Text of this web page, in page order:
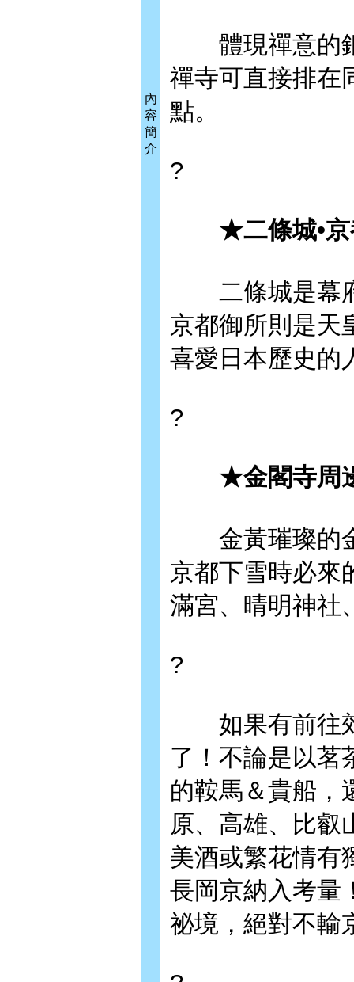
內
容
簡
介
體現禪意的銀
禪寺可直接排在
點。
?
★二條城•京
二條城是幕府
京都御所則是天
喜愛日本歷史的
?
★金閣寺周
金黃璀璨的金
京都下雪時必來
滿宮、晴明神社
?
如果有前往郊
了！不論是以茗
的鞍馬＆貴船，
原、高雄、比叡
美酒或繁花情有
長岡京納入考量
祕境，絕對不輸